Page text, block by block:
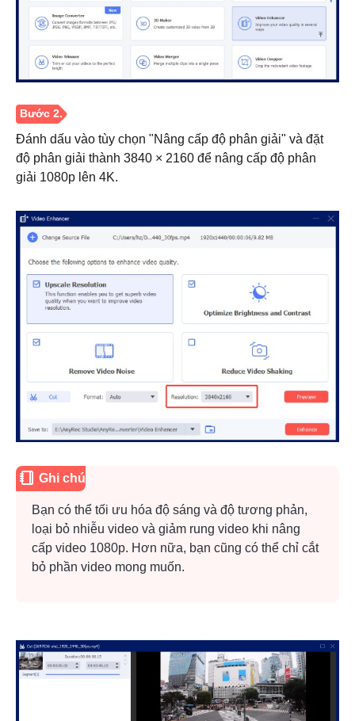
Bước 1.
Đánh dấu vào tùy chọn "Nâng cấp độ phân giải" và đặt
độ phân giải thành 3840 × 2160 để nâng cấp độ phân
giải 1080p lên 4K.
Ghi chú
Bạn có thể tối ưu hóa độ sáng và độ tương phản,
loại bỏ nhiễu video và giảm rung video khi nâng
cấp video 1080p. Hơn nữa, bạn cũng có thể chỉ cắt
bỏ phần video mong muốn.